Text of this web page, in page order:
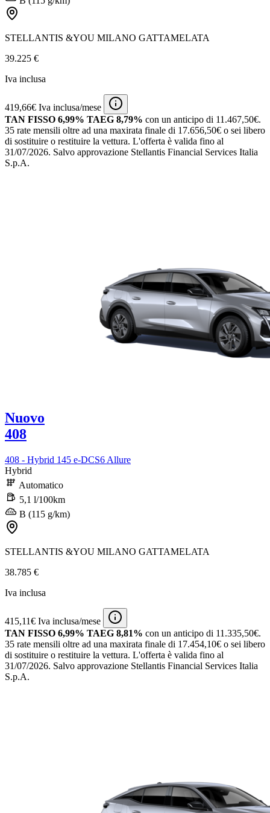
STELLANTIS &YOU MILANO GATTAMELATA
39.225 €
Iva inclusa
419,66€ Iva inclusa/mese
TAN FISSO 6,99% TAEG 8,79% con un anticipo di 11.467,50€.
35 rate mensili oltre ad una maxirata finale di 17.656,50€ o sei libero
di sostituire o restituire la vettura. L'offerta è valida fino al
31/07/2026. Salvo approvazione Stellantis Financial Services Italia
S.p.A.
Nuovo
408
408 - Hybrid 145 e-DCS6 Allure
Hybrid
Automatico
5,1 l/100km
B (115 g/km)
STELLANTIS &YOU MILANO GATTAMELATA
38.785 €
Iva inclusa
415,11€ Iva inclusa/mese
TAN FISSO 6,99% TAEG 8,81% con un anticipo di 11.335,50€.
35 rate mensili oltre ad una maxirata finale di 17.454,10€ o sei libero
di sostituire o restituire la vettura. L'offerta è valida fino al
31/07/2026. Salvo approvazione Stellantis Financial Services Italia
S.p.A.